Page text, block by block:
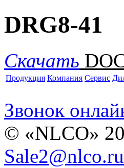
DRG8-41
Скачать
Продукция Компания Сервис
Звонок
© «NLCO»
Sale2@nlco.ru